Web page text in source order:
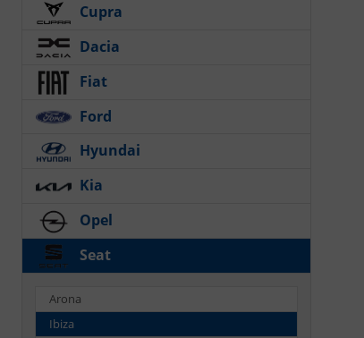
Cupra
Dacia
Fiat
Ford
Hyundai
Kia
Opel
Seat
Arona
Ibiza